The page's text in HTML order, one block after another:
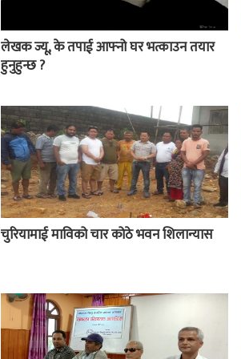
लेखक ज्यू, के तपाई आफ्नो घर भत्काउन तयार
हुनुहुन्छ ?
चुरियामाई माविको चार कोठे भवन शिलान्यास